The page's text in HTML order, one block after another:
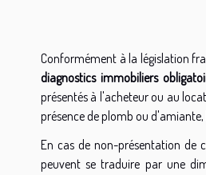
Conformément à la législation
diagnostics immobiliers
présentés à l'acheteur ou au
présence de plomb ou
En cas de non-présentation de
peuvent se traduire par une